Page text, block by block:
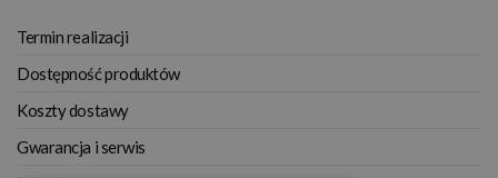
Termin realizacji
Dostępność produktów
Koszty dostawy
Gwarancja i serwis